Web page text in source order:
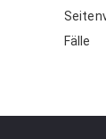
Fälle